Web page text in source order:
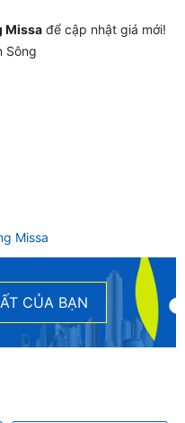
Missa để cập nhật giá mới!
Sông
Missa
CỦA BẠN